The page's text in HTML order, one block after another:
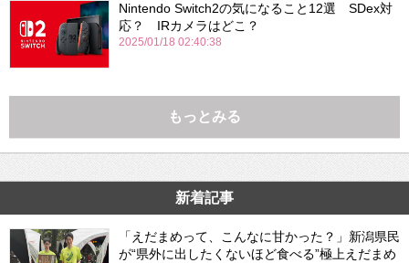
Nintendo Switch2の気になること12選 SDex対
応？ IRカメラはどこ？
2025/01/18 02:40:38
もっとみる
新着記事
「えだまめって、こんなに甘かった？」新潟県民
が“県外に出したくないほど食べる”極上えだまめ